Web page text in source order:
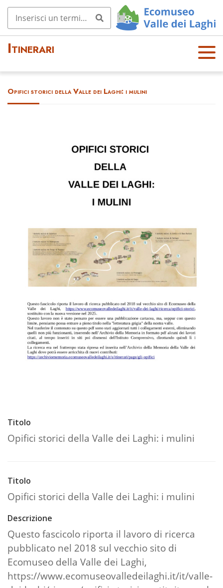
Itinerari
OPE
N
Opifici storici della Valle dei Laghi: i mulini
Titolo
Opifici storici della Valle dei Laghi: i mulini
Titolo
Opifici storici della Valle dei Laghi: i mulini
Descrizione
Questo fascicolo riporta il lavoro di ricerca
pubblicato nel 2018 sul vecchio sito di
Ecomuseo della Valle dei Laghi,
https://www.ecomuseovalledeilaghi.it/it/valle-